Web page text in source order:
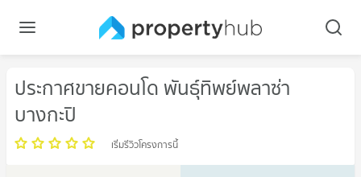
ประกาศขายคอนโด พันธุ์ทิพย์พลาซ่า
บางกะปิ
เริ่มรีวิวโครงการนี้